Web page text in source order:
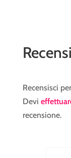
Recensisci
Devi
recensione.